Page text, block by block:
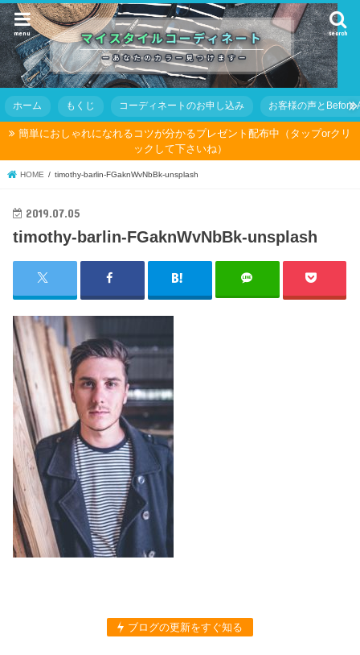
search
menu
ホーム もくじ コーディネートのお申し込み お客様の声とBefore
簡単におしゃれになれるコツが分かるプレゼント配布中（タップorクリ
ックして下さいね）
HOME timothy-barlin-FGaknWvNbBk-unsplash
2019.07.05
timothy-barlin-FGaknWvNbBk-unsplash
ブログの更新をすぐ知る